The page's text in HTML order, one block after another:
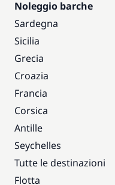
Noleggio barche
Sardegna
Sicilia
Grecia
Croazia
Francia
Corsica
Antille
Seychelles
Tutte le destinazioni
Flotta